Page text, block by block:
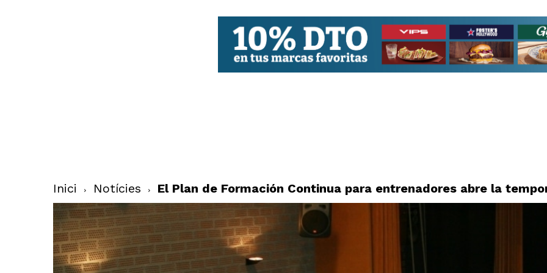
Inici Notícies El Plan de Formación Continua para entrenadores abre la